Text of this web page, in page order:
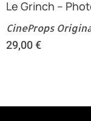
Le Grinch –
CineProps
29,00€